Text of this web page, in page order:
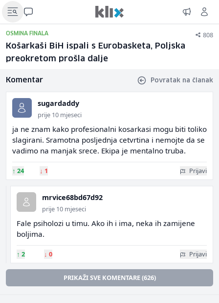
OSMINA FINALA 808
Košarkaši BiH ispali s Eurobasketa, Poljska
preokretom prošla dalje
Komentar Povratak na članak
sugardaddy
prije 10 mjeseci
ja ne znam kako profesionalni kosarkasi mogu biti toliko
slagirani. Sramotna posljednja cetvrtina i nemojte da se
vadimo na manjak srece. Ekipa je mentalno truba.
↑ 24 ↓ 1 Prijavi
mrvice68bd67d92
prije 10 mjeseci
Fale psiholozi u timu. Ako ih i ima, neka ih zamijene
boljima.
↑ 2 ↓ 0 Prijavi
PRIKAŽI SVE KOMENTARE (626)